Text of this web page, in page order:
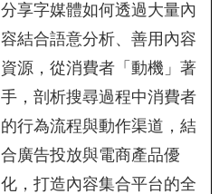
分享字媒體如何透過大量內
容結合語意分析、善用內容
資源，從消費者「動機」著
手，剖析搜尋過程中消費者
的行為流程與動作渠道，結
合廣告投放與電商產品優
化，打造內容集合平台的全